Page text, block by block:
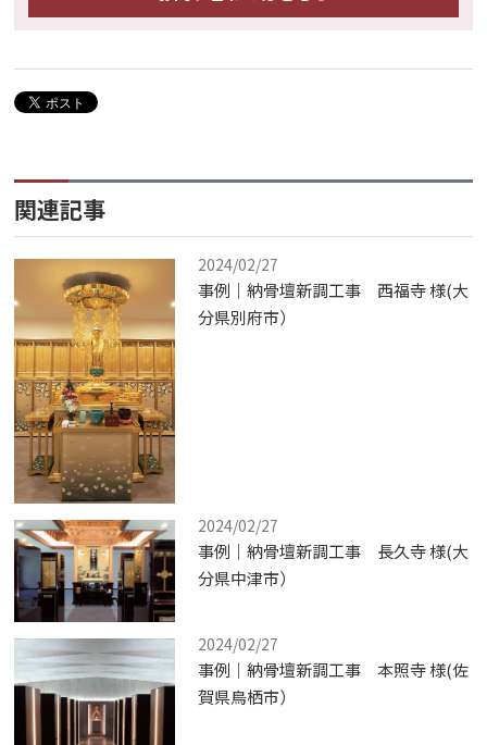
関連記事
2024/02/27
事例｜納骨壇新調工事 西福寺 様(大
分県別府市）
2024/02/27
事例｜納骨壇新調工事 長久寺 様(大
分県中津市）
2024/02/27
事例｜納骨壇新調工事 本照寺 様(佐
賀県鳥栖市）